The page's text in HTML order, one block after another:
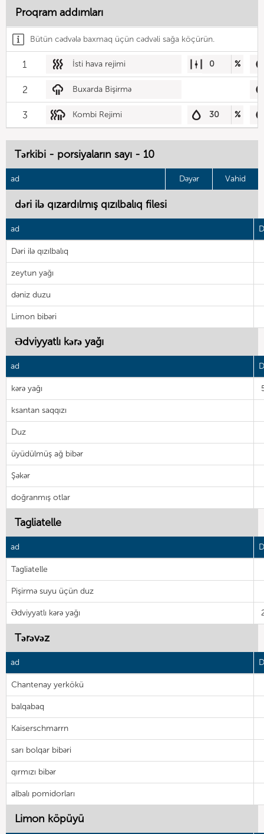
Proqram addımları
Bütün cədvələ baxmaq üçün cədvəli sağa köçürün.
1 İsti hava rejimi 0 %
2 Buxarda Bişirmə
3 Kombi Rejimi 30 %
Tərkibi - porsiyaların sayı - 10
ad Dəyər Vahid
dəri ilə qızardılmış qızılbalıq filesi
ad
Dəri ilə qızılbalıq
zeytun yağı
dəniz duzu
Limon bibəri
Ədviyyatlı kərə yağı
ad
kərə yağı
ksantan saqqızı
Duz
üyüdülmüş ağ bibər
Şəkər
doğranmış otlar
Tagliatelle
ad
Tagliatelle
Pişirmə suyu üçün duz
Ədviyyatlı kərə yağı
Tərəvəz
ad
Chantenay yerkökü
balqabaq
Kaiserschmarrn
sarı bolqar bibəri
qırmızı bibər
albalı pomidorları
Limon köpüyü